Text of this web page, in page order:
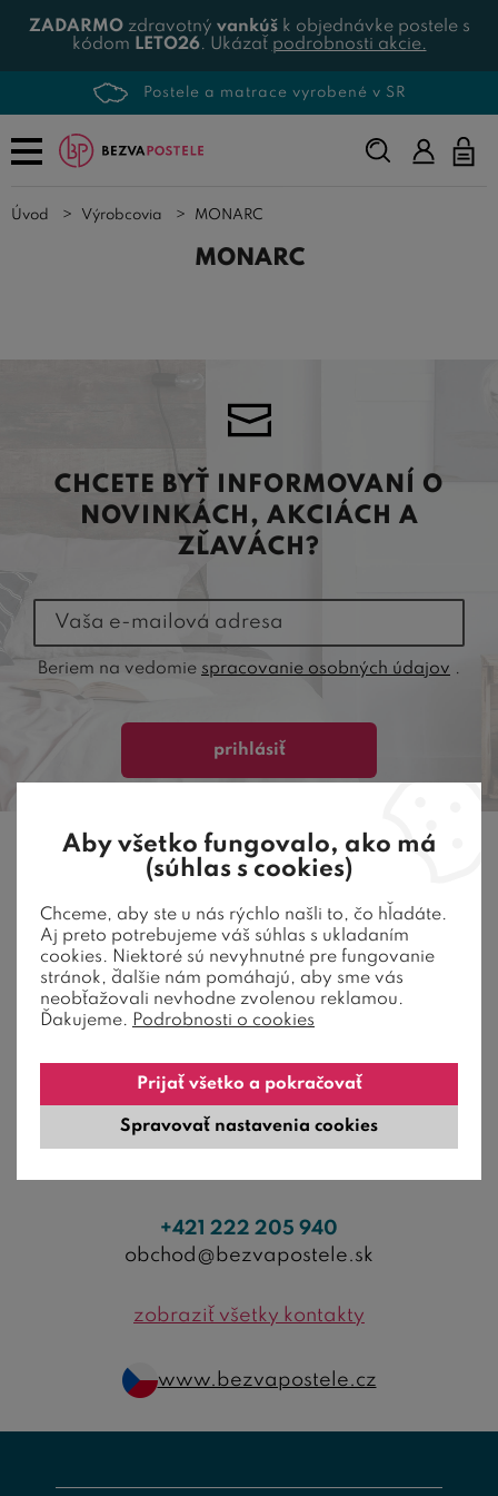
ZADARMOzdravotný vankúšk objednávke postele s
kódom LETO26. Ukázať podrobnosti akcie.
vyrobené v SR Viac ako 500
Napíšte,
čo
Úvod Výrobcovia MONARC
MONARC
CHCETE BYŤ INFORMOVANÍ O
NOVINKÁCH, AKCIÁCH A
ZĽAVÁCH?
Vaša e-mailová adresa
prihlásiť
Beriem na vedomie spracovanie osobných údajov .
PREDAJŇA, OSOBNÉ ODBERY
+421 222 205 940
obchod@bezvapostele.sk
zobraziť všetky kontakty
www.bezvapostele.cz
Aby všetko fungovalo, ako má
(súhlas s cookies)
Chceme, aby ste u nás rýchlo našli to, čo hľadáte.
Aj preto potrebujeme váš súhlas s ukladaním
cookies. Niektoré sú nevyhnutné pre fungovanie
stránok, ďalšie nám pomáhajú, aby sme vás
neobťažovali nevhodne zvolenou reklamou.
Ďakujeme. Podrobnosti o cookies
Spravovať nastavenia cookies
Prijať všetko a pokračovať